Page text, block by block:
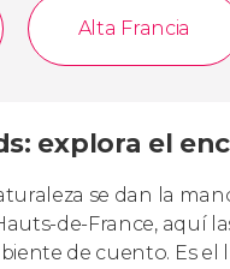
Alta Francia
explora el
se dan la
de-France, aquí
de cuento. Es el